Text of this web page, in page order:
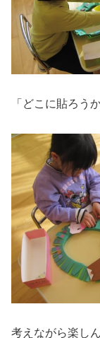
「どこに貼ろうか
考えながら楽し